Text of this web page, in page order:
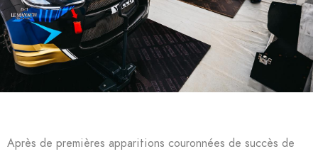
Après de premières apparitions couronnées de succès de